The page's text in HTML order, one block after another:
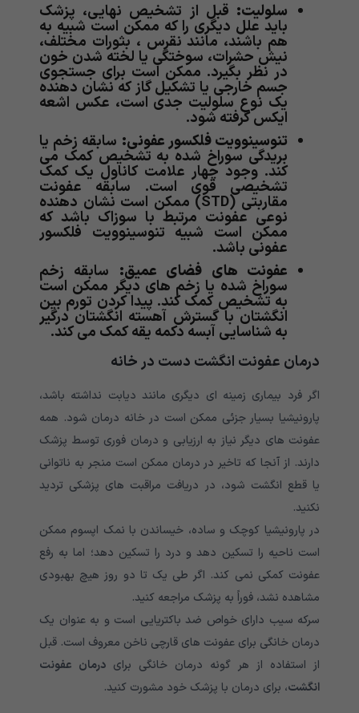
سلولیت: قبل از تشخیص نهایی، پزشک
باید علل دیگری را که ممکن است شبیه به
هم باشند، مانند نقرس ، بثورات مختلف،
نیش حشرات، سوختگی یا لخته شدن خون
در نظر بگیرد. ممکن است برای جستجوی
جسم خارجی یا تشکیل گاز که نشان دهنده
یک نوع سلولیت جدی است، عکس اشعه
ایکس گرفته شود.
تنوسینوویت فلکسور عفونی: سابقه زخم یا
بریدگی سوراخ شده به تشخیص کمک می
کند. وجود چهار علامت کاناول یک کمک
تشخیصی قوی است. سابقه عفونت
مقاربتی (STD) ممکن است نشان دهنده
نوعی عفونت مرتبط با سوزاک باشد که
ممکن است شبیه تنوسینوویت فلکسور
عفونی باشد.
عفونت های فضای عمیق: سابقه زخم
سوراخ شده یا زخم های دیگر ممکن است
به تشخیص کمک کند. پیدا کردن تورم بین
انگشتان با گسترش آهسته انگشتان درگیر
به شناسایی آبسه دکمه یقه کمک می کند.
درمان عفونت انگشت دست در خانه
اگر فرد بیماری زمینه ای دیگری مانند دیابت نداشته باشد،
پارونیشیا بسیار جزئی ممکن است در خانه درمان شود. همه
عفونت های دیگر نیاز به ارزیابی و درمان فوری توسط پزشک
دارند. از آنجا که تاخیر در درمان ممکن است منجر به ناتوانی
یا قطع انگشت شود، در دریافت مراقبت های پزشکی تردید
نکنید.
در پارونیشیا کوچک و ساده، خیساندن با نمک اپسوم ممکن
است ناحیه را تسکین دهد و درد را تسکین دهد؛ اما به رفع
عفونت کمکی نمی کند. اگر طی یک تا دو روز هیچ بهبودی
مشاهده نشد، فوراً به پزشک مراجعه کنید.
سرکه سیب دارای خواص ضد باکتریایی است و به عنوان یک
درمان خانگی برای عفونت های قارچی ناخن معروف است. قبل
از استفاده از هر گونه درمان خانگی برای درمان عفونت
انگشت، برای درمان با پزشک خود مشورت کنید.